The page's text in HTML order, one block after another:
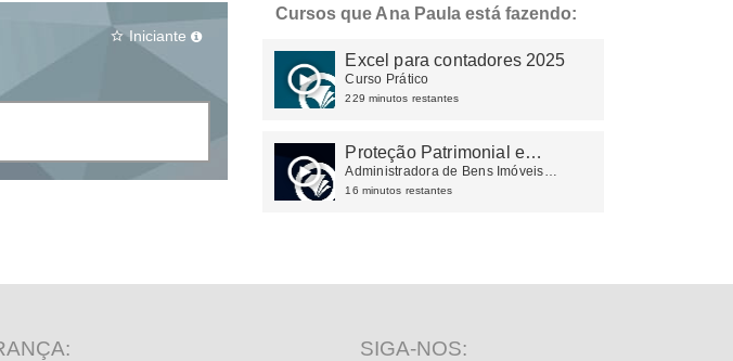
star_border Iniciante
Cursos que Ana Paula está fazendo:
Excel para contadores 2025
Curso Prático
229 minutos restantes
Proteção Patrimonial e
Planejamento Tributário
Administradora de Bens Imóveis
Próprios
16 minutos restantes
SIGA-NOS: